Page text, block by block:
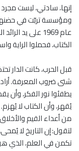
إنها، سادتي، ليست
ومؤسسة تربّت في حضنها
عام 1969 على
الكتاب، فحملوا
شتى ضروب المعرفة.
يطفئوا نور الفكر، وأن
يُقهر، وأن الكتاب لا
من أعداء القيم
لتقول: إن التاريخ لا
تكمن في العلم، الذي